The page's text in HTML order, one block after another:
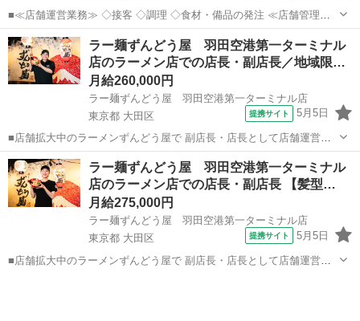
■≪店舗運営業務≫ ◇接客 ◇調理 ◇食材・備品の発注 ≪店舗管理業
務≫ ◇アルバイトスタッフの採用・育成 ◇スタッフのシフト管理 ◇
在庫・売上の管理 ラー麺 ずんどう屋の店長候補として 店舗の運営・
管理をお願いします。 ...
東京 大田区 飲食
ラー麺ずんどう屋 羽田空港第一ターミナル
店のラーメン店での店長・副店長／地域限…
月給260,000円
ラー麺ずんどう屋 羽田空港第一ターミナル店
東京都 大田区
提携サイト 5月5日
■店舗拡大中のラーメンずんどう屋で 副店長・店長として店舗運営、
管理、 人材育成などをお任せします。 ～具体的には～ ＜店舗営業業
務＞ ●ラーメンの調理、接客対応 ●在庫や売上の管理 ●衛生管理 ●食
材・備品の...
東京 大田区 飲食
ラー麺ずんどう屋 羽田空港第一ターミナル
店のラーメン店での店長・副店長 【髪型…
月給275,000円
ラー麺ずんどう屋 羽田空港第一ターミナル店
東京都 大田区
提携サイト 5月5日
■店舗拡大中のラーメンずんどう屋で 副店長・店長として店舗運営、